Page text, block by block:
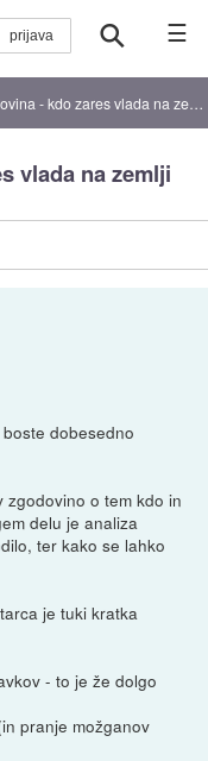
☰
- kdo zares vlada na zemlji
vlada na zemlji
dobesedno
o tem kdo in
delu je analiza
ter kako se lahko
je tuki kratka
- to je že dolgo
pranje možganov